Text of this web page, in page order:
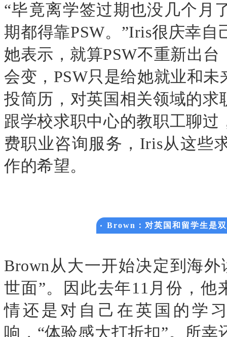
“毕竟离学签过期也没几个月
期都得靠PSW。”Iris很庆幸自
她表示，就算PSW不重新出台
会变， PSW只是给她就业和未
投简历，对英国相关领域的
跟学校求职中心的教职工聊
费职业咨询服务， Iris从这些
作的希望。
Brown ：对英国和留学生是
Brown 从大一开始决定到海
世面”。因此去年11 月份，他
情还是对自己在英国的学
响，“体验感大打折扣”。所